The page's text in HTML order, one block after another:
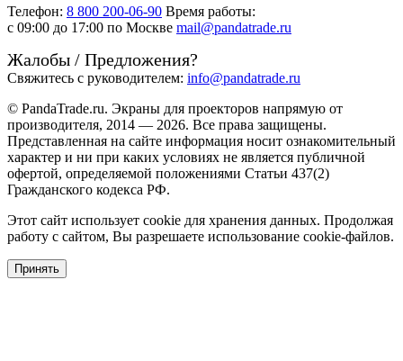
Телефон: 8 800 200-06-90 Время работы:
c 09:00 до 17:00 по Москве mail@pandatrade.ru
Жалобы / Предложения?
Свяжитесь с руководителем: info@pandatrade.ru
© PandaTrade.ru. Экраны для проекторов напрямую от
производителя, 2014 — 2026. Все права защищены.
Представленная на сайте информация носит ознакомительный
характер и ни при каких условиях не является публичной
офертой, определяемой положениями Статьи 437(2)
Гражданского кодекса РФ.
Этот сайт использует cookie для хранения данных. Продолжая
работу с сайтом, Вы разрешаете использование cookie-файлов.
Принять